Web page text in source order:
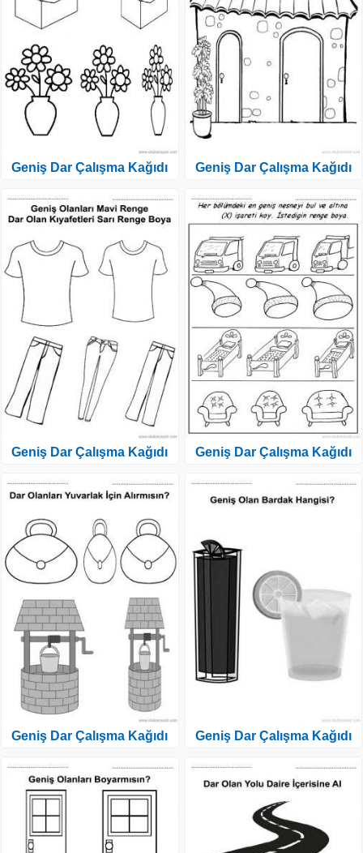
Geniş Dar Çalışma Kağıdı
Geniş Dar Çalışma Kağıdı
Geniş Dar Çalışma Kağıdı
Geniş Dar Çalışma Kağıdı
Geniş Dar Çalışma Kağıdı
Geniş Dar Çalışma Kağıdı